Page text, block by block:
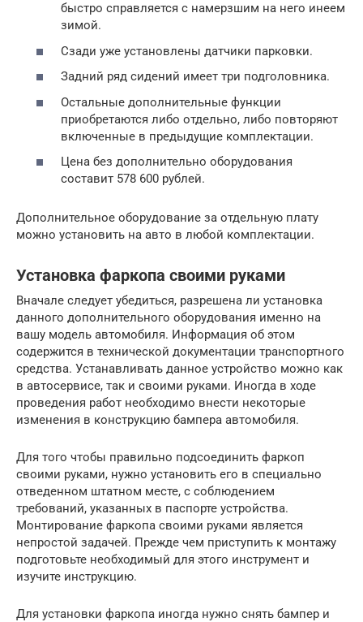
быстро справляется с намерзшим на него инеем
зимой.
Сзади уже установлены датчики парковки.
Задний ряд сидений имеет три подголовника.
Остальные дополнительные функции
приобретаются либо отдельно, либо повторяют
включенные в предыдущие комплектации.
Цена без дополнительно оборудования
составит 578 600 рублей.
Дополнительное оборудование за отдельную плату
можно установить на авто в любой комплектации.
Установка фаркопа своими руками
Вначале следует убедиться, разрешена ли установка
данного дополнительного оборудования именно на
вашу модель автомобиля. Информация об этом
содержится в технической документации транспортного
средства. Устанавливать данное устройство можно как
в автосервисе, так и своими руками. Иногда в ходе
проведения работ необходимо внести некоторые
изменения в конструкцию бампера автомобиля.
Для того чтобы правильно подсоединить фаркоп
своими руками, нужно установить его в специально
отведенном штатном месте, с соблюдением
требований, указанных в паспорте устройства.
Монтирование фаркопа своими руками является
непростой задачей. Прежде чем приступить к монтажу
подготовьте необходимый для этого инструмент и
изучите инструкцию.
Для установки фаркопа иногда нужно снять бампер и